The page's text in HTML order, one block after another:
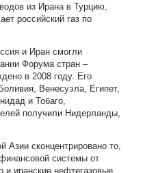
из Ирана в Турцию,
российский газ по
и Иран смогли
Форума стран –
в 2008 году. Его
Венесуэла, Египет,
и Тобаго,
получили Нидерланды,
Азии сконцентрировано то,
системы от
и иранские нефтегазовые